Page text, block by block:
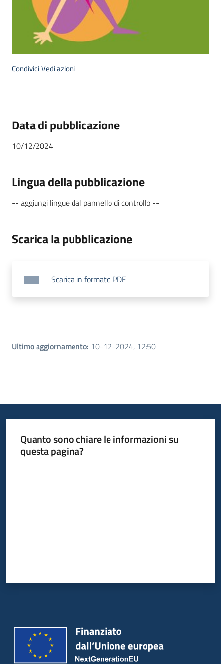
CondividiVedi azioni
Data di pubblicazione
10/12/2024
Lingua della pubblicazione
-- aggiungi lingue dal pannello di controllo --
Scarica la pubblicazione
Scarica in formato PDF
Ultimo aggiornamento: 10-12-2024, 12:50
Quanto sono chiare le informazioni su
questa pagina?